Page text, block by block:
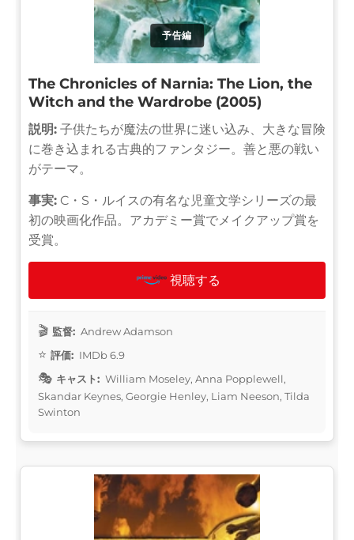
予告編
The Chronicles of Narnia: The Lion, the
Witch and the Wardrobe (2005)
説明: 子供たちが魔法の世界に迷い込み、大きな冒険
に巻き込まれる古典的ファンタジー。善と悪の戦い
がテーマ。
事実: C・S・ルイスの有名な児童文学シリーズの最
初の映画化作品。アカデミー賞でメイクアップ賞を
受賞。
視聴する
監督: Andrew Adamson
評価: IMDb 6.9
キャスト: William Moseley, Anna Popplewell,
Skandar Keynes, Georgie Henley, Liam Neeson, Tilda
Swinton